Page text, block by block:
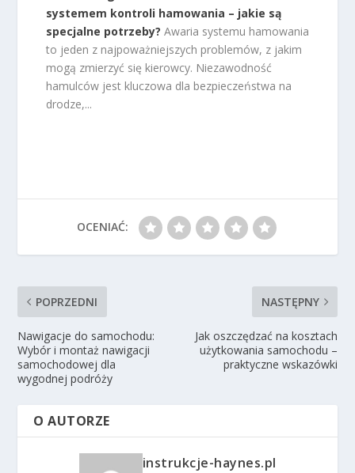
systemem kontroli hamowania – jakie są
specjalne potrzeby? Awaria systemu hamowania
to jeden z najpoważniejszych problemów, z jakim
mogą zmierzyć się kierowcy. Niezawodność
hamulców jest kluczowa dla bezpieczeństwa na
drodze,...
OCENIAĆ:
POPRZEDNI
Nawigacje do samochodu:
Wybór i montaż nawigacji
samochodowej dla
wygodnej podróży
NASTĘPNY
Jak oszczędzać na kosztach
użytkowania samochodu –
praktyczne wskazówki
O AUTORZE
instrukcje-haynes.pl